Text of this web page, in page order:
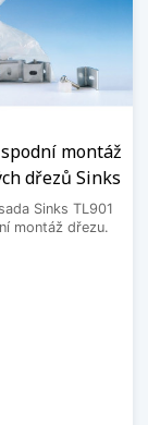
montáž
dřezů Sinks
Sinks TL901
montáž dřezu.